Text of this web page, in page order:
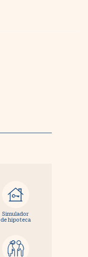
Simulador
de hipoteca